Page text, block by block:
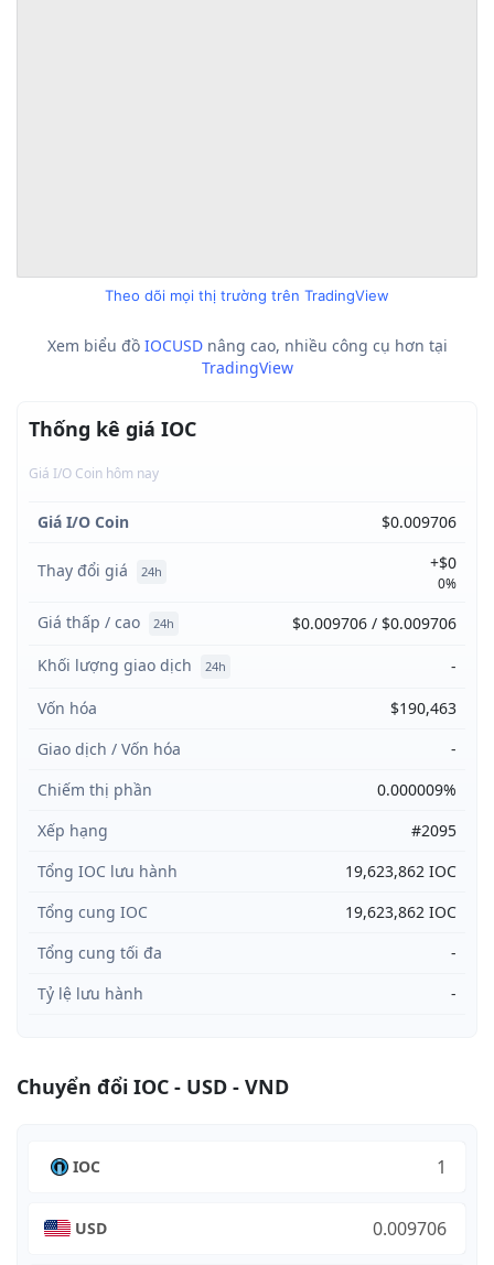
Theo dõi mọi thị trường trên TradingView
Xem biểu đồ IOCUSDnâng cao, nhiều công cụ hơn tại
TradingView
Thống kê giá IOC
Giá I/O Coin hôm nay
Giá I/O Coin $0.009706
Thay đổi giá 24h +$0
0%
Giá thấp / cao 24h
$0.009706 / $0.009706
Khối lượng giao dịch
24h
-
Vốn hóa
$190,463
Giao dịch / Vốn hóa
-
Chiếm thị phần
0.000009%
Xếp hạng
#2095
Tổng IOC lưu hành
19,623,862 IOC
Tổng cung IOC
19,623,862 IOC
Tổng cung tối đa
-
Tỷ lệ lưu hành
-
Chuyển đổi IOC - USD - VND
IOC
USD